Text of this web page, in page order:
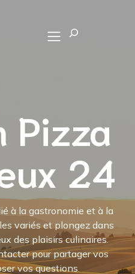
Pizza
24
à la gastronomie et à la
variés et plongez dans
des plaisirs culinaires.
pour partager vos
vos questions.